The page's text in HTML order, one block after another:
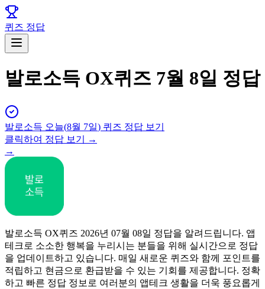
퀴즈 정답
발로소득 OX퀴즈 7월 8일 정답
발로소득 오늘(8월 7일) 퀴즈 정답 보기
클릭하여 정답 보기 →
→
발로소득 OX퀴즈 2026년 07월 08일 정답을 알려드립니다. 앱
테크로 소소한 행복을 누리시는 분들을 위해 실시간으로 정답
을 업데이트하고 있습니다. 매일 새로운 퀴즈와 함께 포인트를
적립하고 현금으로 환급받을 수 있는 기회를 제공합니다. 정확
하고 빠른 정답 정보로 여러분의 앱테크 생활을 더욱 풍요롭게